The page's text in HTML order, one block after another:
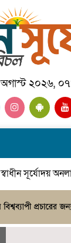
২০২৬,
সূর্যোদয়